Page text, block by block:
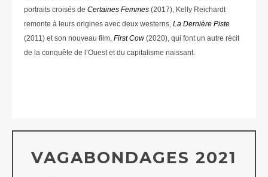
portraits croisés de Certaines Femmes (2017), Kelly Reichardt
remonte à leurs origines avec deux westerns, La Dernière Piste
(2011) et son nouveau film, First Cow(2020), qui font un autre récit
de la conquête de l’Ouest et du capitalisme naissant.
VAGABONDAGES 2021